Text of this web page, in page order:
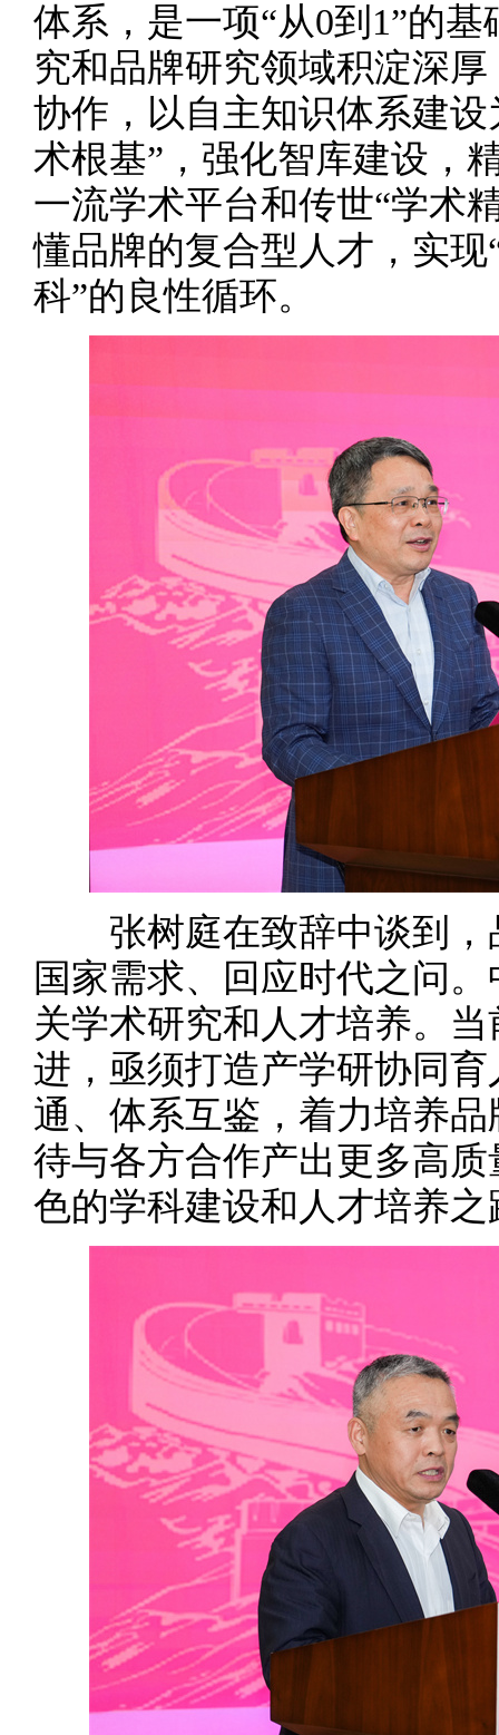
体系，是一项“从0到1”的
究和品牌研究领域积淀深
协作，以自主知识体系建
术根基”，强化智库建设，
一流学术平台和传世“学术
懂品牌的复合型人才，实
科”的良性循环。
张树庭在致辞中谈到，
国家需求、回应时代之问
关学术研究和人才培养。
进，亟须打造产学研协同
通、体系互鉴，着力培养
待与各方合作产出更多高
色的学科建设和人才培养之